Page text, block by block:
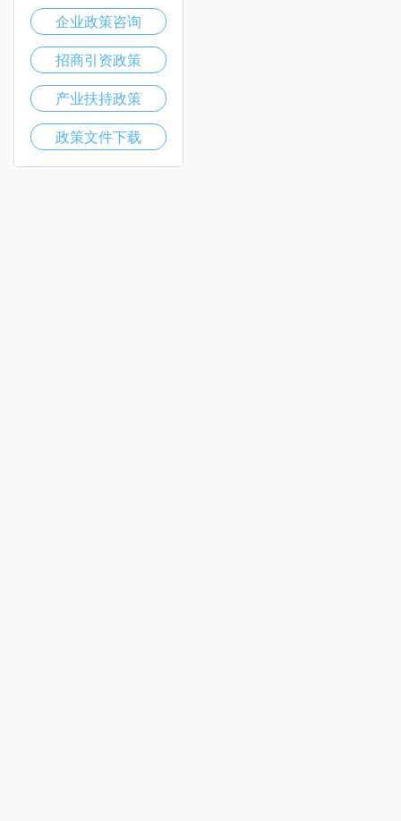
企业政策咨询
招商引资政策
产业扶持政策
政策文件下载